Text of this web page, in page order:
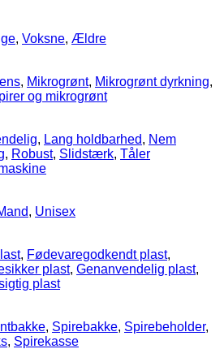
, Voksne, Ældre
, Mikrogrønt, Mikrogrønt dyrkning,
og mikrogrønt
, Lang holdbarhed, Nem
, Robust, Slidstærk, Tåler
, Unisex
, Fødevaregodkendt plast,
plast, Genanvendelig plast,
plast
, Spirebakke, Spirebeholder,
, Spirekasse